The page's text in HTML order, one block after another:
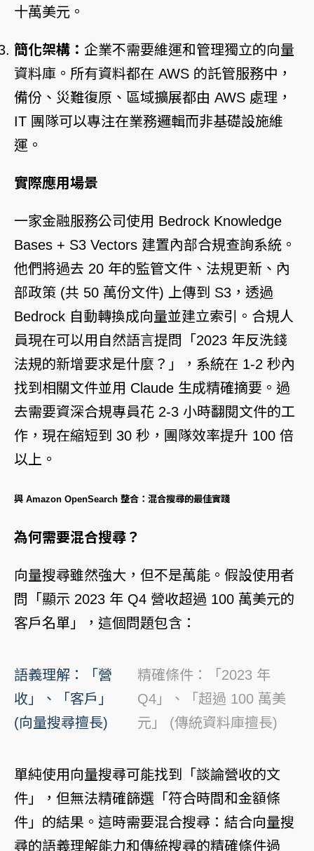
十萬美元。
簡化架構： 企業不需要維運和管理獨立的向量
資料庫。所有資料都在 AWS 的託管服務中，
備份、災難復原、區域擴展都由 AWS 處理，
IT 團隊可以專注在業務邏輯而非基礎設施維
運。
實際應用場景
一家金融服務公司使用 Bedrock Knowledge
Bases + S3 Vectors 建置內部合規查詢系統。
他們將過去 20 年的監管文件、法規更新、內
部政策 (共 50 萬份文件) 上傳到 S3，透過
Bedrock 自動轉換成向量並建立索引。合規人
員現在可以用自然語言提問「2023 年反洗錢
法規的新增要求是什麼？」，系統在 1-2 秒內
找到相關文件並用 Claude 生成精確摘要。過
去需要資深合規專員花 2-3 小時翻閱文件的工
作，現在縮短到 30 秒，團隊效率提升 100 倍
以上。
與 Amazon OpenSearch 整合：混合搜尋的最佳實踐
為何需要混合搜尋？
向量搜尋雖然強大，但不是萬能。假設使用者
問「顯示 2023 年 Q4 營收超過 100 萬美元的
客戶名單」，這個問題包含：
語義理解：「營
收」、「客戶」
(向量搜尋擅長)
精確條件：「2023 年
Q4」、「超過 100 萬美
元」 (傳統資料庫擅長)
單純使用向量搜尋可能找到「談論營收的文
件」，但無法精確篩選「符合時間和金額條
件」的結果。這時需要混合搜尋：結合向量搜
尋的語義理解能力和傳統搜尋的精確條件過